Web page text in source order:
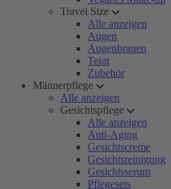
Travel Size
Alle anzeigen
Augen
Augenbrauen
Teint
Zubehör
Männerpflege
Alle anzeigen
Gesichtspflege
Alle anzeigen
Anti-Aging
Gesichtscreme
Gesichtsreinigung
Gesichtsserum
Pflegesets